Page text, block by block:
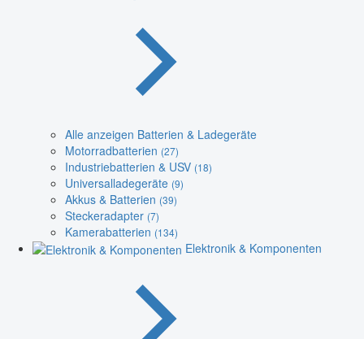
Alle anzeigen Batterien & Ladegeräte
Motorradbatterien (27)
Industriebatterien & USV (18)
Universalladegeräte (9)
Akkus & Batterien (39)
Steckeradapter (7)
Kamerabatterien (134)
Elektronik & Komponenten